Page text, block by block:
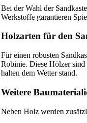
Bei der Wahl der
Werkstoffe garantieren
Holzarten für den
Für einen robusten
Robinie. Diese Hölzer
halten dem Wetter stand.
Weitere
Neben Holz werden